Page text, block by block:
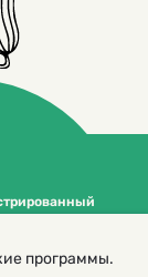
программы.